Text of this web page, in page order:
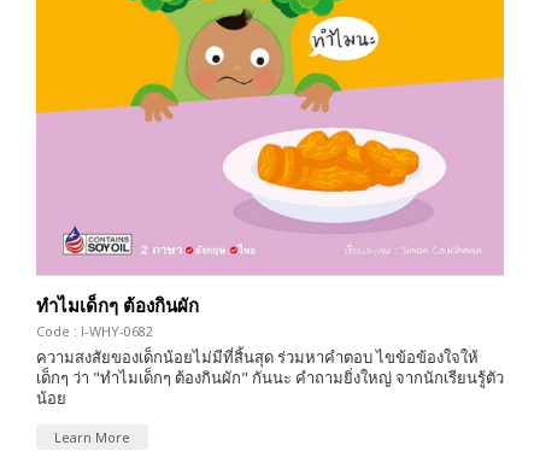
ทำไมเด็กๆ ต้องกินผัก
Code : I-WHY-0682
ความสงสัยของเด็กน้อยไม่มีที่สิ้นสุด ร่วมหาคำตอบ ไขข้อข้องใจให้
เด็กๆ ว่า "ทำไมเด็กๆ ต้องกินผัก" กันนะ คำถามยิ่งใหญ่ จากนักเรียนรู้ตัว
น้อย
Learn More